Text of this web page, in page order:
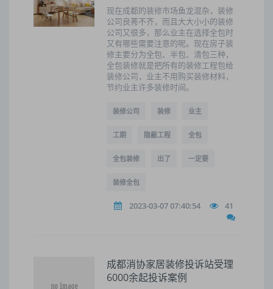
现在成都的装修市场鱼龙混杂，装修
公司良莠不齐，而且大大小小的装修
公司又很多，那么业主在选择全包时
又有哪些需要注意的呢。现在房子装
修主要分为全包、半包、清包三种，
全包装修就是把所有的装修工程包给
装修公司，业主不用购买装修材料，
节约业主许多装修时间。
装修公司 装修 业主
工期 隐蔽工程 全包
全包装修 出了 一定要
装修全包
2023-03-07 07:40:54 41
成都消协家居装修投诉站受理
6000余起投诉案例